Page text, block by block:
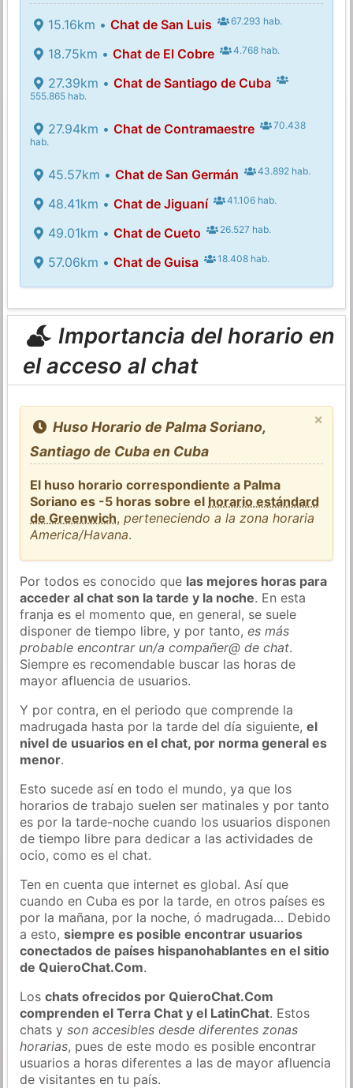
15.16km • Chat de San Luis 67.293 hab.
18.75km • Chat de El Cobre 4.768 hab.
27.39km • Chat de Santiago de Cuba
555.865 hab.
27.94km • Chat de Contramaestre
70.438
hab.
45.57km • Chat de San Germán 43.892 hab.
48.41km • Chat de Jiguaní 41.106 hab.
49.01km • Chat de Cueto 26.527 hab.
57.06km • Chat de Guisa 18.408 hab.
Importancia del horario en
el acceso al chat
×
Huso Horario de Palma Soriano,
Santiago de Cuba en Cuba
El huso horario correspondiente a Palma
Soriano es -5 horas sobre el horario estándard
de Greenwich,perteneciendo a la zona horaria
America/Havana.
Por todos es conocido que las mejores horas para
acceder al chat son la tarde y la noche. En esta
franja es el momento que, en general, se suele
disponer de tiempo libre, y por tanto,es más
probable encontrar un/a compañer@ de chat.
Siempre es recomendable buscar las horas de
mayor afluencia de usuarios.
Y por contra, en el periodo que comprende la
madrugada hasta por la tarde del día siguiente,el
nivel de usuarios en el chat, por norma general es
menor.
Esto sucede así en todo el mundo, ya que los
horarios de trabajo suelen ser matinales y por tanto
es por la tarde-noche cuando los usuarios disponen
de tiempo libre para dedicar a las actividades de
ocio, como es el chat.
Ten en cuenta que internet es global. Así que
cuando en Cuba es por la tarde, en otros países es
por la mañana, por la noche, ó madrugada… Debido
a esto,siempre es posible encontrar usuarios
conectados de países hispanohablantes en el sitio
de QuieroChat.Com.
Loschats ofrecidos por QuieroChat.Com
comprenden el Terra Chat y el LatinChat. Estos
chats yson accesibles desde diferentes zonas
horarias, pues de este modo es posible encontrar
usuarios a horas diferentes a las de mayor afluencia
de visitantes en tu país.